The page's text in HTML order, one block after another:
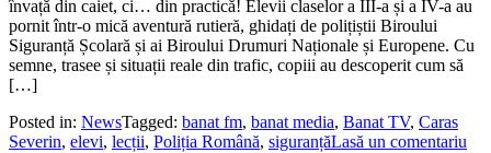
învață din caiet, ci… din practică! Elevii claselor a III-a și a IV-a au
pornit într-o mică aventură rutieră, ghidați de polițiștii Biroului
Siguranță Școlară și ai Biroului Drumuri Naționale și Europene. Cu
semne, trasee și situații reale din trafic, copiii au descoperit cum să
[…]
Posted in: NewsTagged: banat fm, banat media, Banat TV, Caras
Severin, elevi, lecții, Poliția Română, siguranțăLasă un comentariu